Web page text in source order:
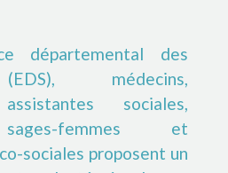
départemental des
médecins,
sociales,
femmes et
sociales proposent un